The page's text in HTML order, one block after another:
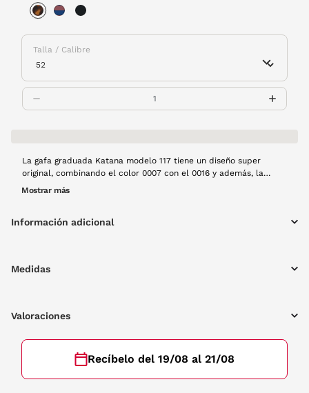
Talla / Calibre
La gafa graduada Katana modelo 117 tiene un diseño super
original, combinando el color 0007 con el 0016 y además, la
forma cateye le aporta un toque de sofisticación que no dejará
Mostrar más
Información adicional
Medidas
Valoraciones
Recíbelo del 19/08 al 21/08